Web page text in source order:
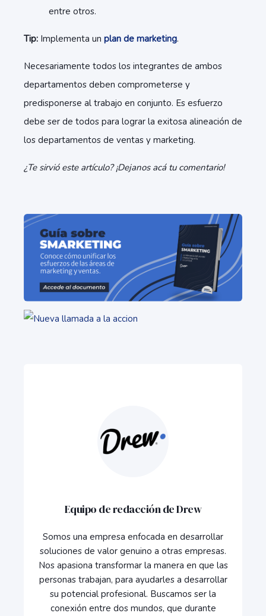
entre otros.
Tip: Implementa un plan de marketing.
Necesariamente todos los integrantes de ambos
departamentos deben comprometerse y
predisponerse al trabajo en conjunto. Es esfuerzo
debe ser de todos para lograr la exitosa alineación de
los departamentos de ventas y marketing.
¿Te sirvió este artículo? ¡Dejanos acá tu comentario!
Equipo de redacción de Drew
Somos una empresa enfocada en desarrollar
soluciones de valor genuino a otras empresas.
Nos apasiona transformar la manera en que las
personas trabajan, para ayudarles a desarrollar
su potencial profesional. Buscamos ser la
conexión entre dos mundos, que durante